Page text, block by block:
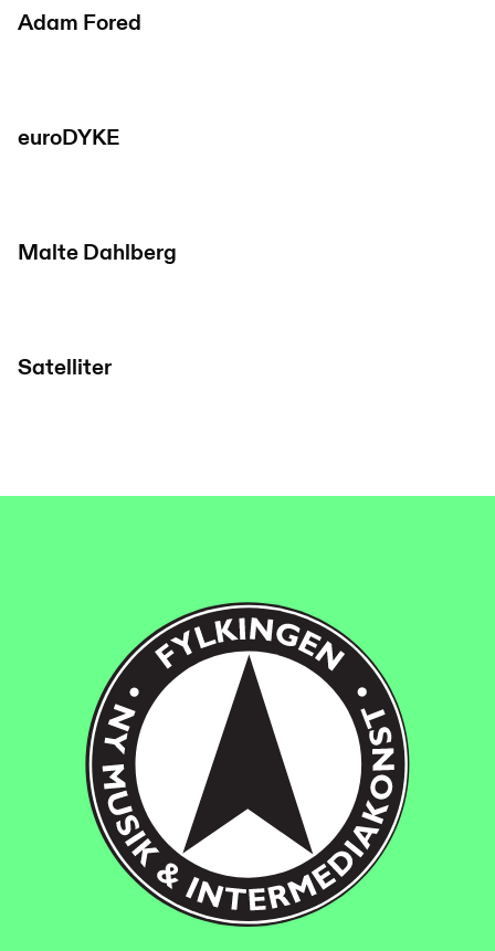
Adam Fored
euroDYKE
Malte Dahlberg
Satelliter